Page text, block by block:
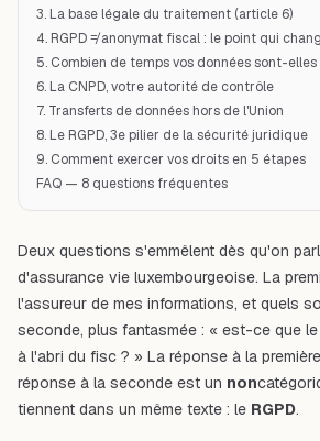
3. La base légale du traitement (article 6)
4. RGPD ≠ anonymat fiscal : le point qui
5. Combien de temps vos données sont-elles
6. La CNPD, votre autorité de contrôle
7. Transferts de données hors de l'Union
8. Le RGPD, 3e pilier de la sécurité juridique
9. Comment exercer vos droits en 5 étapes
FAQ — 8 questions fréquentes
Deux questions s'emmêlent dès qu'on
d'assurance vie luxembourgeoise. La
l'assureur de mes informations, et quels
seconde, plus fantasmée : « est-ce que le
à l'abri du fisc ? » La réponse à la
réponse à la seconde est un non
tiennent dans un même texte : le RGPD.